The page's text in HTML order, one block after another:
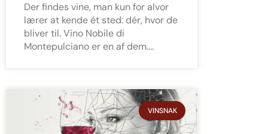
Der findes vine, man kun for alvor
lærer at kende ét sted: dér, hvor de
bliver til. Vino Nobile di
Montepulciano er en af dem.
VINSNAK